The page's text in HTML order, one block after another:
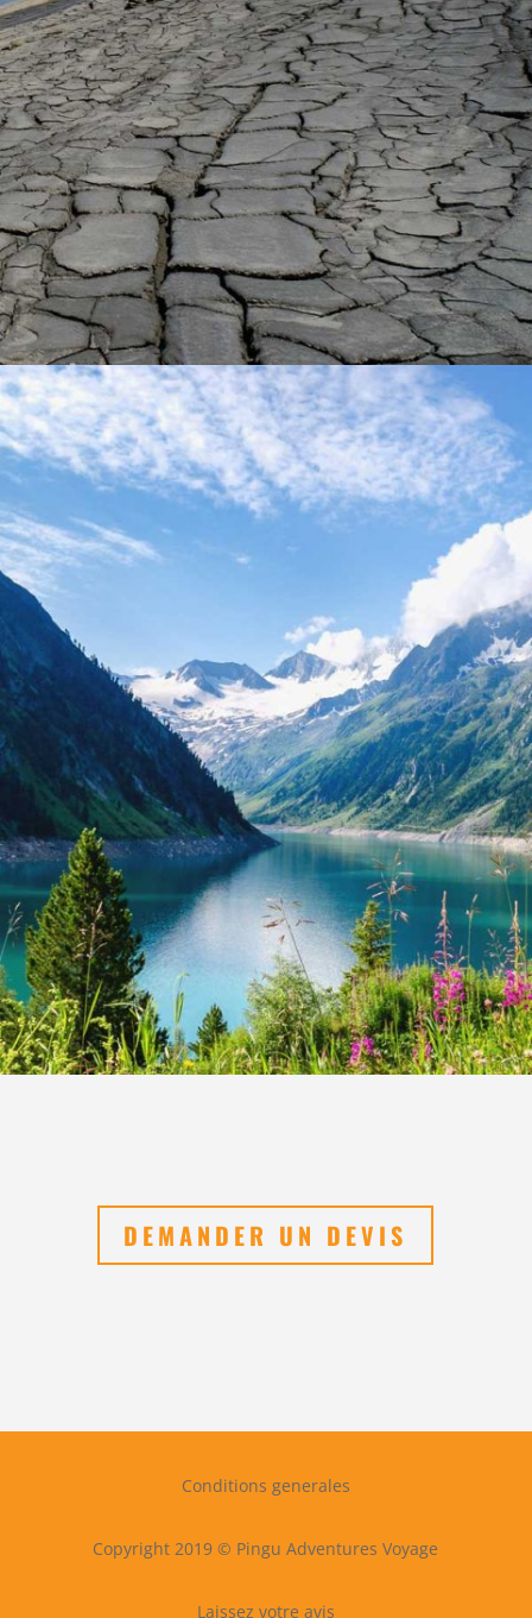
DEMANDER UN DEVIS
Conditions generales
Copyright 2019 © Pingu Adventures Voyage
Laissez votre avis